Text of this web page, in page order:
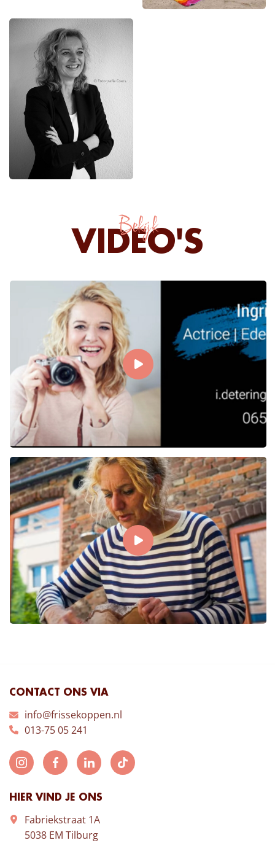
Bekijk
VIDEO'S
CONTACT ONS VIA
info@frissekoppen.nl
013-75 05 241
HIER VIND JE ONS
Fabriekstraat 1A
5038 EM Tilburg